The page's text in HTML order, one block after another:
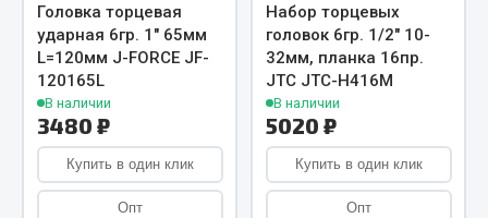
Выключатели и переключатели клавишные
Выключатели кнопочные
Выключатель массы
Изолента
Показать ещё
Весь раздел
Головка торцевая
ударная 6гр. 1" 65мм
L=120мм J-FORCE JF-
120165L
В наличии
3480 ₽
Купить в один клик
Опт
Набор торцевых
головок 6гр. 1/2" 10-
32мм, планка 16пр.
JTC JTC-H416M
В наличии
5020 ₽
Купить в один клик
Опт